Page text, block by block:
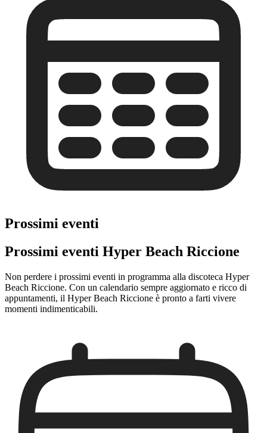
Prossimi eventi
Prossimi eventi Hyper Beach Riccione
Non perdere i prossimi eventi in programma alla discoteca Hyper
Beach Riccione. Con un calendario sempre aggiornato e ricco di
appuntamenti, il Hyper Beach Riccione è pronto a farti vivere
momenti indimenticabili.